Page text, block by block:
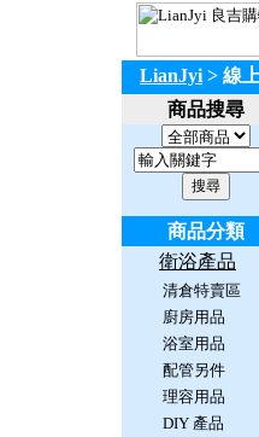
LianJyi > 線
商品搜尋
商品分類
衛浴產品
清倉特賣區
廚房用品
浴室用品
配管另件
理容用品
DIY 產品